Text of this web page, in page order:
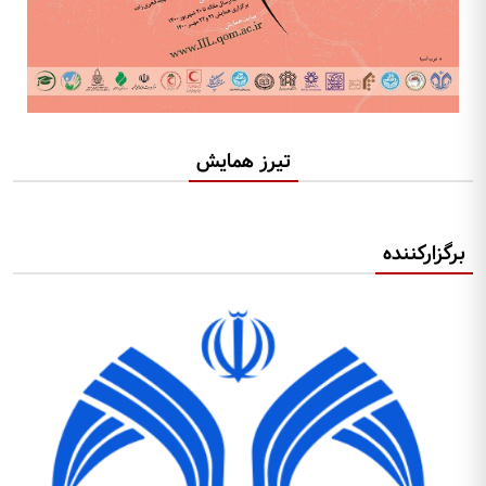
تیرز همایش
برگزارکننده